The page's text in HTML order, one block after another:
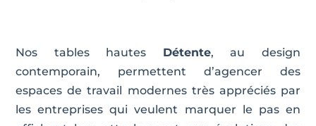
Nos tables hautes Détente, au design
contemporain, permettent d’agencer des
espaces de travail modernes très appréciés par
les entreprises qui veulent marquer le pas en